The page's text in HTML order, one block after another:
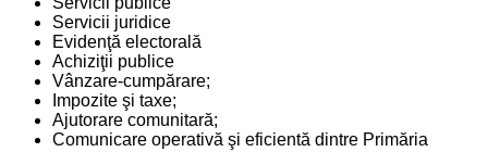
Servicii juridice
Evidenţă electorală
Achiziţii publice
Vânzare-cumpărare;
Impozite şi taxe;
Ajutorare comunitară;
Comunicare operativă şi eficientă dintre Primăria